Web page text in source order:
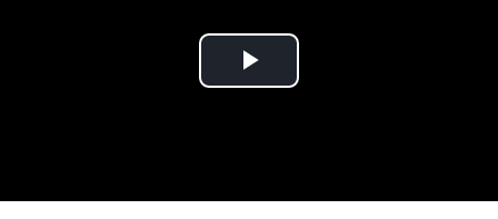
Play Video